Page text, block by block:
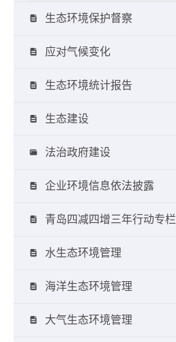
生态环境保护督察
应对气候变化
生态环境统计报告
生态建设
法治政府建设
企业环境信息依法披露
青岛四减四增三年行动专栏
水生态环境管理
海洋生态环境管理
大气生态环境管理